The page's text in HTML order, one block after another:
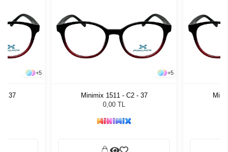
+5
- 37
+5
Minimix 1511 - C2 - 37
0,00 TL